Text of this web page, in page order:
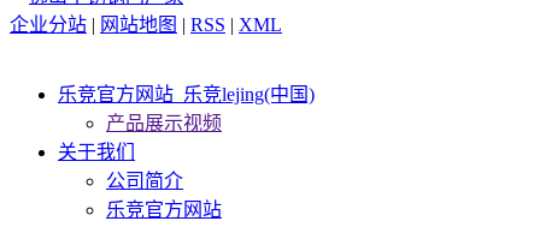
企业分站 | 网站地图 | RSS | XML
乐竞官方网站_乐竞lejing(中国)
产品展示视频
关于我们
公司简介
乐竞官方网站